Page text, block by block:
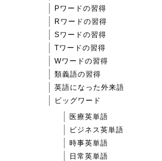
Pワードの習得
Rワードの習得
Sワードの習得
Tワードの習得
Wワードの習得
類義語の習得
英語になった外来語
ビッグワード
医療英単語
ビジネス英単語
時事英単語
日常英単語